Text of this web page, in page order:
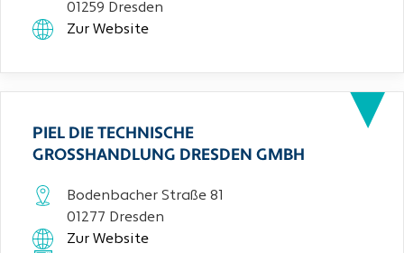
01259 Dresden
Zur Website
PIEL DIE TECHNISCHE
GROSSHANDLUNG DRESDEN GMBH
Bodenbacher Straße 81
01277 Dresden
Zur Website